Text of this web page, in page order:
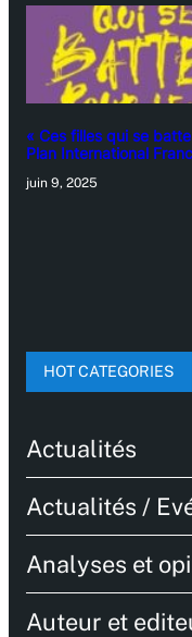
« Ces filles qui se
Plan International
juin 9, 2025
HOT CATEGORIES
Actualités
Actualités /
Analyses et
Auteur et